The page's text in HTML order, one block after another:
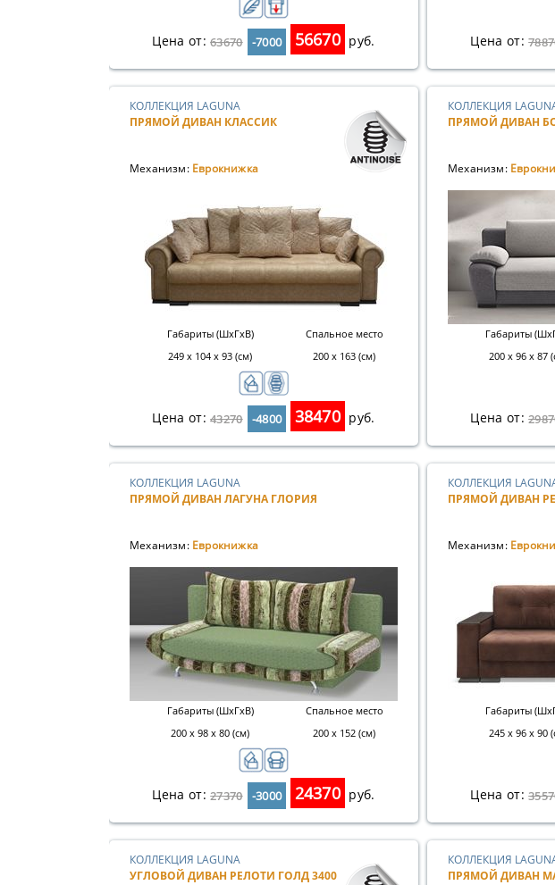
Цена от:63670 -7000 56670 руб. Цена от:
КОЛЛЕКЦИЯ LAGUNA
ПРЯМОЙ ДИВАН КЛАССИК
Механизм: Еврокнижка
Габариты (ШхГхВ)
249 х 104 х 93 (см)
Спальное место
200 х 163 (см)
Цена от:43270 -4800 38470 руб.
КОЛЛЕКЦИЯ
ПРЯМОЙ ДИВАН
Механизм:
Габариты
200 х 96 х 87
Цена от:
КОЛЛЕКЦИЯ LAGUNA
ПРЯМОЙ ДИВАН ЛАГУНА ГЛОРИЯ
Механизм: Еврокнижка
Габариты (ШхГхВ)
200 х 98 х 80 (см)
Спальное место
200 х 152 (см)
Цена от:27370 -3000 24370 руб.
КОЛЛЕКЦИЯ
ПРЯМОЙ ДИВАН
Механизм:
Габариты
245 х 96 х 90
Цена от:
КОЛЛЕКЦИЯ LAGUNA
УГЛОВОЙ ДИВАН РЕЛОТИ ГОЛД 3400
КОЛЛЕКЦИЯ
ПРЯМОЙ ДИВАН